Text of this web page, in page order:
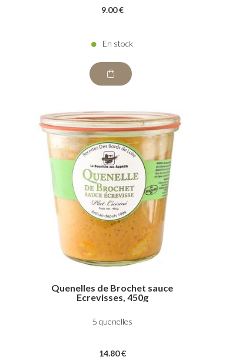
9.00€
En stock
Quenelles de Brochet sauce
Ecrevisses, 450g
5 quenelles
14.80€